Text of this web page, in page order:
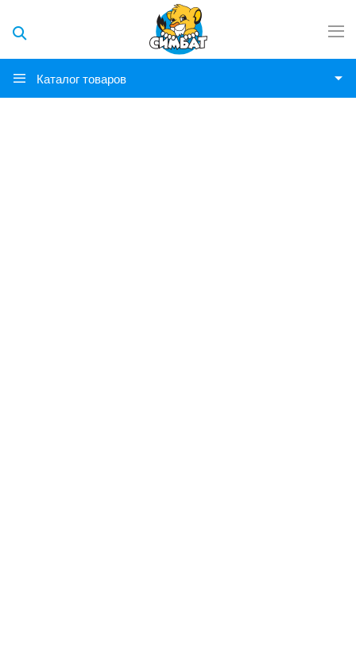
Каталог товаров